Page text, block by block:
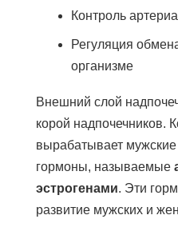
Контроль
Регуляция
организме
Внешний слой
корой надпочечников.
вырабатывает
гормоны, называемые
эстрогенами. Эти
развитие мужских и